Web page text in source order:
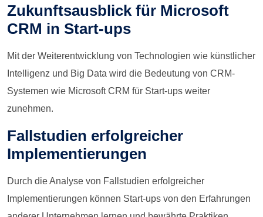
Zukunftsausblick für Microsoft
CRM in Start-ups
Mit der Weiterentwicklung von Technologien wie künstlicher
Intelligenz und Big Data wird die Bedeutung von CRM-
Systemen wie Microsoft CRM für Start-ups weiter
zunehmen.
Fallstudien erfolgreicher
Implementierungen
Durch die Analyse von Fallstudien erfolgreicher
Implementierungen können Start-ups von den Erfahrungen